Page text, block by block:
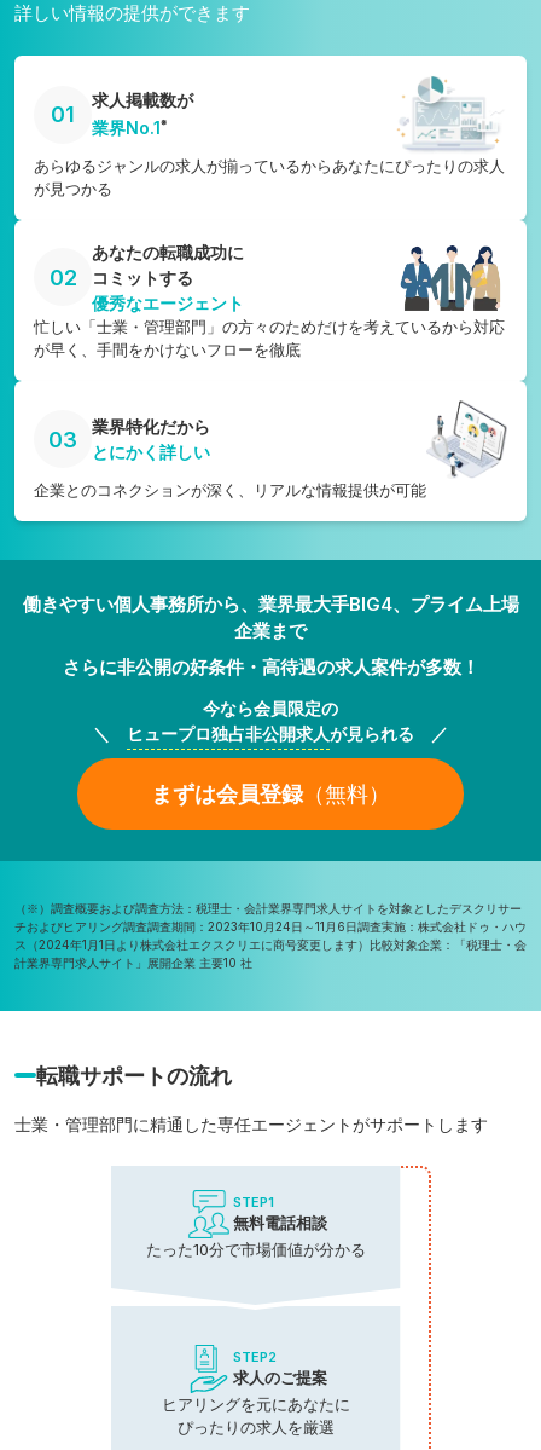
詳しい情報の提供ができます
01
求人掲載数が
業界No.1※
あらゆるジャンルの求人が揃っているからあなたにぴったりの求人
が見つかる
02
あなたの転職成功に
コミットする
優秀なエージェント
忙しい「士業・管理部門」の方々のためだけを考えているから対応
が早く、手間をかけないフローを徹底
03
業界特化だから
とにかく詳しい
企業とのコネクションが深く、リアルな情報提供が可能
働きやすい個人事務所から、業界最大手BIG4、プライム上場
企業まで
さらに非公開の好条件・高待遇の求人案件が多数！
今なら会員限定の
＼
ヒュープロ独占非公開求人が見られる ／
まずは会員登録（無料）
（※）調査概要および調査方法：税理士・会計業界専門求人サイトを対象としたデスクリサー
チおよびヒアリング調査調査期間：2023年10月24日～11月6日調査実施：株式会社ドゥ・ハウ
ス（2024年1月1日より株式会社エクスクリエに商号変更します） 比較対象企業：「税理士・会
計業界専門求人サイト」展開企業 主要10 社
転職サポートの流れ
士業・管理部門に精通した専任エージェントがサポートします
STEP1
無料電話相談
たった10分で市場価値が分かる
STEP2
求人のご提案
ヒアリングを元にあなたに
ぴったりの求人を厳選